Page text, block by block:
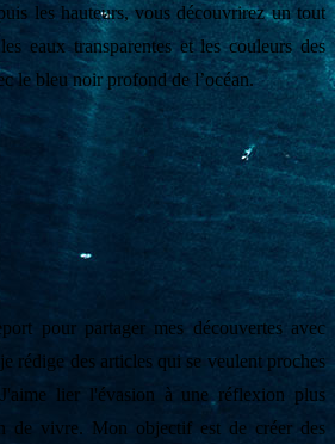
les hauteurs, vous découvrirez un tout
eaux transparentes et les couleurs des
le bleu noir profond de l’océan.
pour partager mes découvertes avec
rédige des articles qui se veulent proches
lier l'évasion à une réflexion plus
de vivre. Mon objectif est de créer des